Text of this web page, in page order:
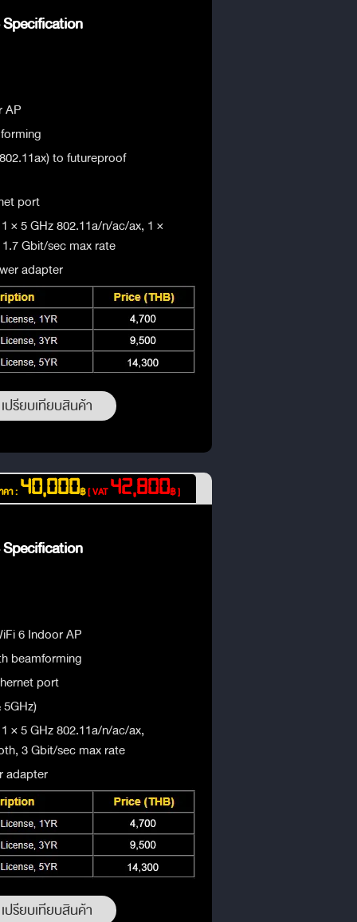
AP
to futureproof
port
× 5 GHz 802.11a/n/ac/ax, 1 ×
Gbit/sec max rate
adapter
เปรียบเทียบสินค้า
คา : 40,000฿[ VAT42,800฿ ]
6 Indoor AP
beamforming
port
× 5 GHz 802.11a/n/ac/ax,
3 Gbit/sec max rate
adapter
เปรียบเทียบสินค้า